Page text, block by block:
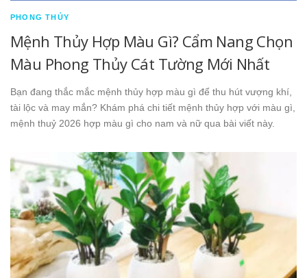
PHONG THỦY
Mệnh Thủy Hợp Màu Gì? Cẩm Nang Chọn
Màu Phong Thủy Cát Tường Mới Nhất
Bạn đang thắc mắc mệnh thủy hợp màu gì để thu hút vượng khí,
tài lộc và may mắn? Khám phá chi tiết mệnh thủy hợp với màu gì,
mệnh thuỷ 2026 hợp màu gì cho nam và nữ qua bài viết này.